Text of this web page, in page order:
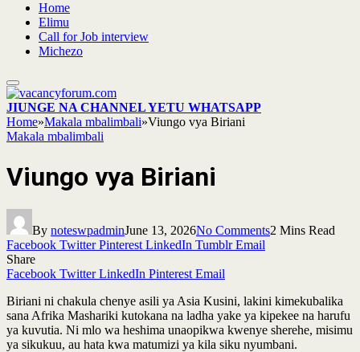
Home
Elimu
Call for Job interview
Michezo
JIUNGE NA CHANNEL YETU WHATSAPP
Home»Makala mbalimbali»Viungo vya Biriani
Makala mbalimbali
Viungo vya Biriani
By noteswpadminJune 13, 2026No Comments2 Mins Read
Facebook Twitter Pinterest LinkedIn Tumblr Email
Share
Facebook Twitter LinkedIn Pinterest Email
Biriani ni chakula chenye asili ya Asia Kusini, lakini kimekubalika
sana Afrika Mashariki kutokana na ladha yake ya kipekee na harufu
ya kuvutia. Ni mlo wa heshima unaopikwa kwenye sherehe, misimu
ya sikukuu, au hata kwa matumizi ya kila siku nyumbani.